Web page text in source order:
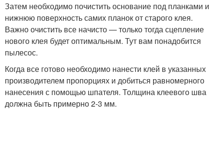
Затем необходимо почистить основание под планками и
нижнюю поверхность самих планок от старого клея.
Важно очистить все начисто — только тогда сцепление
нового клея будет оптимальным. Тут вам понадобится
пылесос.
Когда все готово необходимо нанести клей в указанных
производителем пропорциях и добиться равномерного
нанесения с помощью шпателя. Толщина клеевого шва
должна быть примерно 2-3 мм.